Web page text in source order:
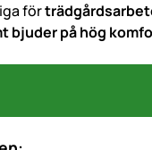
för
bjuder på hög